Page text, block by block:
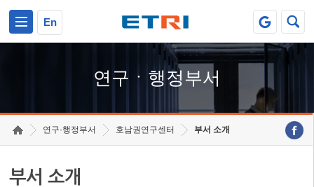
En
연구ㆍ행정부서
연구·행정부서 호남권연구센터 부서 소개
부서 소개